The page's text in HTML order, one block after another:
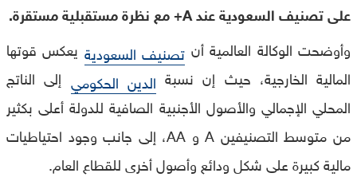
على تصنيف السعودية عند A+ مع نظرة مستقبلية مستقرة.
وأوضحت الوكالة العالمية أن تصنيف السعودية يعكس قوتها
المالية الخارجية، حيث إن نسبة الدين الحكومي إلى الناتج
المحلي الإجمالي والأصول الأجنبية الصافية للدولة أعلى بكثير
من متوسط التصنيفين A و AA، إلى جانب وجود احتياطيات
مالية كبيرة على شكل ودائع وأصول أخرى للقطاع العام.